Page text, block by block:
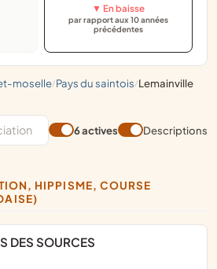
moselle/ pays du saintois/ lemainville
▼ En baisse
par rapport aux 10 années
précédentes
6 actives
Descriptions
DES SOURCES